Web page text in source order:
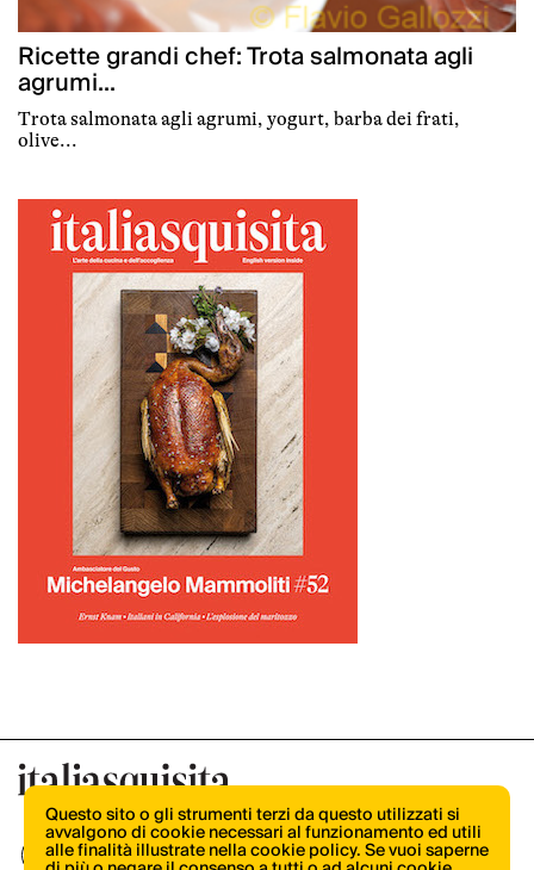
Ricette grandi chef: Trota salmonata agli
agrumi...
Trota salmonata agli agrumi, yogurt, barba dei frati,
olive...
Questo sito o gli strumenti terzi da questo utilizzati si
avvalgono di cookie necessari al funzionamento ed utili
alle finalità illustrate nella cookie policy. Se vuoi saperne